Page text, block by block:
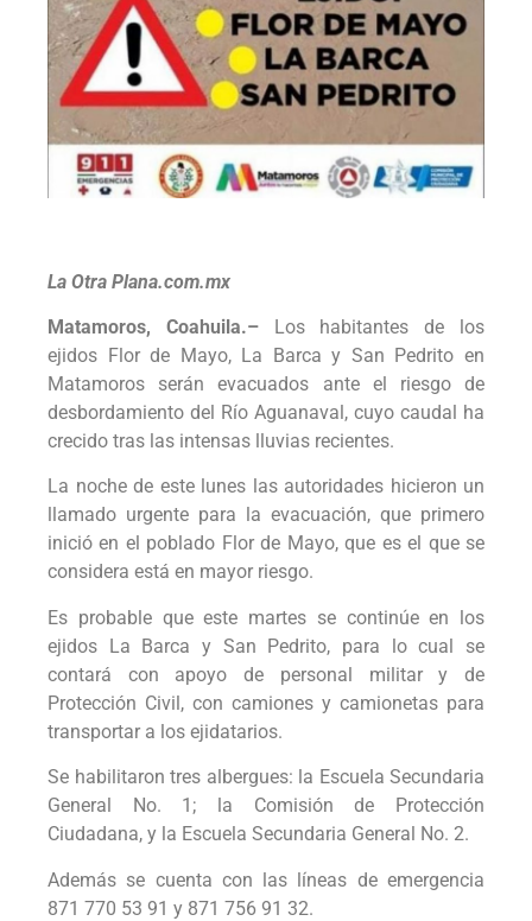
La Otra Plana.com.mx
Matamoros, Coahuila.–Los habitantes de los
ejidos Flor de Mayo, La Barca y San Pedrito en
Matamoros serán evacuados ante el riesgo de
desbordamiento del Río Aguanaval, cuyo caudal ha
crecido tras las intensas lluvias recientes.
La noche de este lunes las autoridades hicieron un
llamado urgente para la evacuación, que primero
inició en el poblado Flor de Mayo, que es el que se
considera está en mayor riesgo.
Es probable que este martes se continúe en los
ejidos La Barca y San Pedrito, para lo cual se
contará con apoyo de personal militar y de
Protección Civil, con camiones y camionetas para
transportar a los ejidatarios.
Se habilitaron tres albergues: la Escuela Secundaria
General No. 1; la Comisión de Protección
Ciudadana, y la Escuela Secundaria General No. 2.
Además se cuenta con las líneas de emergencia
871 770 53 91 y 871 756 91 32.